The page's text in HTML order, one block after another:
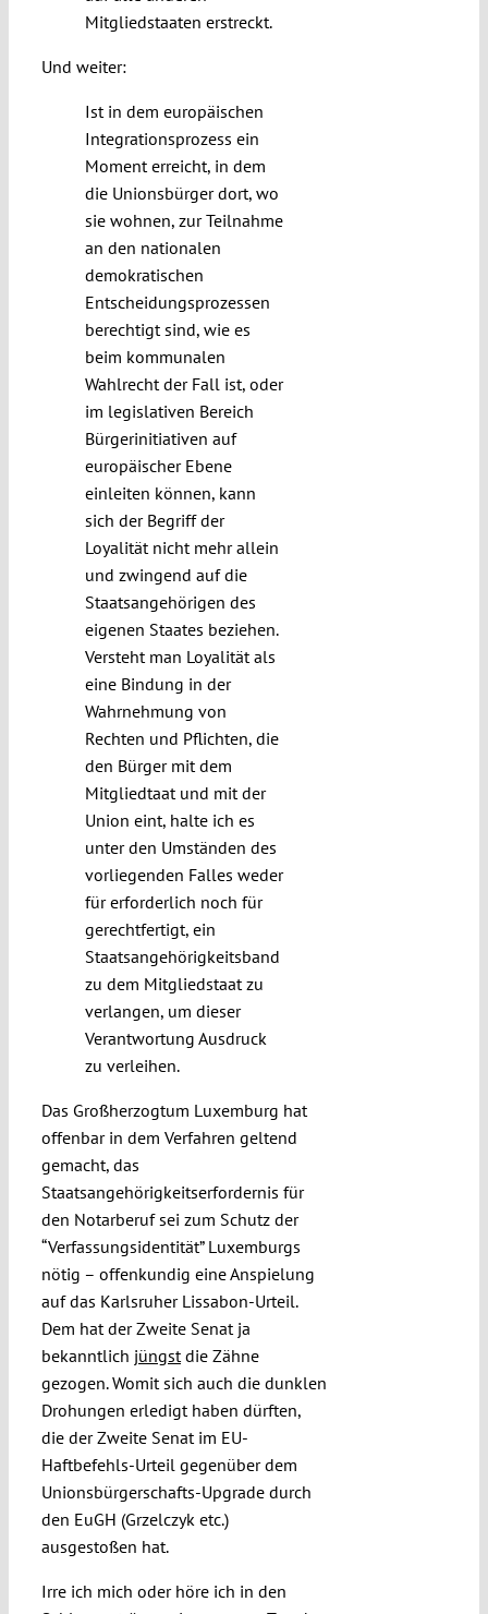
Mitgliedstaaten erstreckt.
Und weiter:
Ist in dem europäischen
Integrationsprozess ein
Moment erreicht, in dem
die Unionsbürger dort, wo
sie wohnen, zur Teilnahme
an den nationalen
demokratischen
Entscheidungsprozessen
berechtigt sind, wie es
beim kommunalen
Wahlrecht der Fall ist, oder
im legislativen Bereich
Bürgerinitiativen auf
europäischer Ebene
einleiten können, kann
sich der Begriff der
Loyalität nicht mehr allein
und zwingend auf die
Staatsangehörigen des
eigenen Staates beziehen.
Versteht man Loyalität als
eine Bindung in der
Wahrnehmung von
Rechten und Pflichten, die
den Bürger mit dem
Mitgliedtaat und mit der
Union eint, halte ich es
unter den Umständen des
vorliegenden Falles weder
für erforderlich noch für
gerechtfertigt, ein
Staatsangehörigkeitsband
zu dem Mitgliedstaat zu
verlangen, um dieser
Verantwortung Ausdruck
zu verleihen.
Das Großherzogtum Luxemburg hat
offenbar in dem Verfahren geltend
gemacht, das
Staatsangehörigkeitserfordernis für
den Notarberuf sei zum Schutz der
“Verfassungsidentität” Luxemburgs
nötig – offenkundig eine Anspielung
auf das Karlsruher Lissabon-Urteil.
Dem hat der Zweite Senat ja
bekanntlich jüngstdie Zähne
gezogen. Womit sich auch die dunklen
Drohungen erledigt haben dürften,
die der Zweite Senat im EU-
Haftbefehls-Urteil gegenüber dem
Unionsbürgerschafts-Upgrade durch
den EuGH (Grzelczyk etc.)
ausgestoßen hat.
Irre ich mich oder höre ich in den